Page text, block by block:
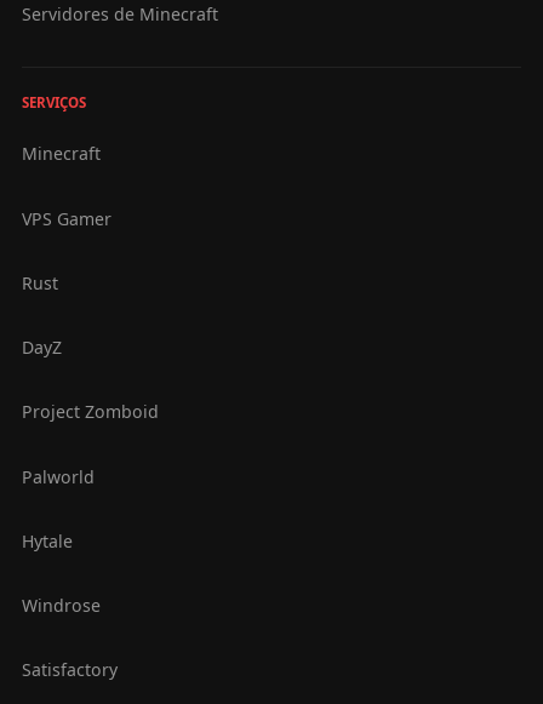
Servidores de Minecraft
SERVIÇOS
Minecraft
VPS Gamer
Rust
DayZ
Project Zomboid
Palworld
Hytale
Windrose
Satisfactory